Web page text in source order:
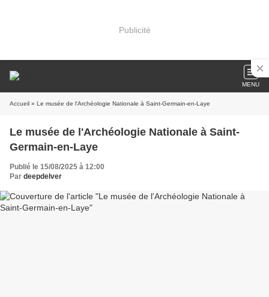
Publicité
MENU
Accueil » Le musée de l'Archéologie Nationale à Saint-Germain-en-Laye
Le musée de l'Archéologie Nationale à Saint-
Germain-en-Laye
Publié le 15/08/2025 à 12:00
Par deepdelver